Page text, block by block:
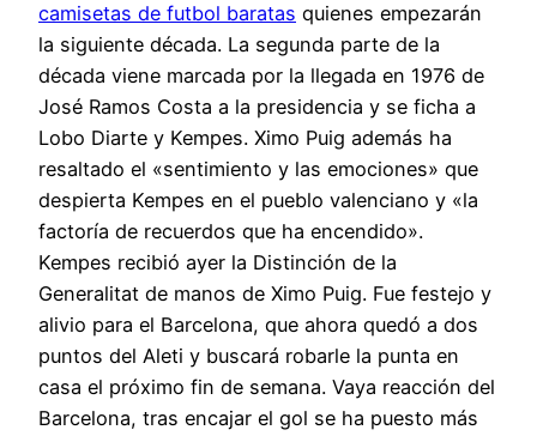
camisetas de futbol baratas quienes empezarán
la siguiente década. La segunda parte de la
década viene marcada por la llegada en 1976 de
José Ramos Costa a la presidencia y se ficha a
Lobo Diarte y Kempes. Ximo Puig además ha
resaltado el «sentimiento y las emociones» que
despierta Kempes en el pueblo valenciano y «la
factoría de recuerdos que ha encendido».
Kempes recibió ayer la Distinción de la
Generalitat de manos de Ximo Puig. Fue festejo y
alivio para el Barcelona, que ahora quedó a dos
puntos del Aleti y buscará robarle la punta en
casa el próximo fin de semana. Vaya reacción del
Barcelona, tras encajar el gol se ha puesto más